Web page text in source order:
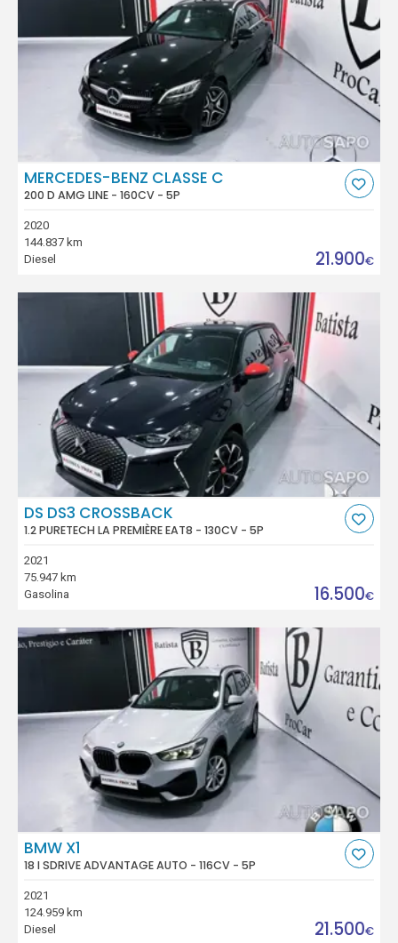
MERCEDES-BENZ CLASSE C
200 D AMG LINE - 160CV - 5P
2020
144.837 km
Diesel
21.900€
DS DS3 CROSSBACK
1.2 PURETECH LA PREMIÈRE EAT8 - 130CV - 5P
2021
75.947 km
Gasolina
16.500€
BMW X1
18 I SDRIVE ADVANTAGE AUTO - 116CV - 5P
2021
124.959 km
Diesel
21.500€